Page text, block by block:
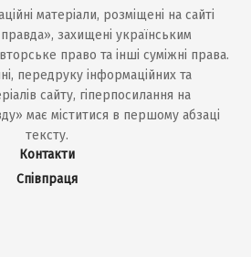
матеріали, розміщені на сайті
захищені українським
право та інші суміжні права.
передруку інформаційних та
сайту, гіперпосилання на
має міститися в першому абзаці
тексту.
Контакти
Співпраця